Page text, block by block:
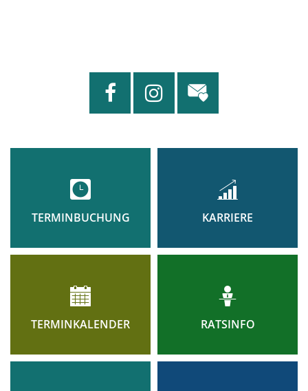
TERMINBUCHUNG KARRIERE
TERMINKALENDER RATSINFO